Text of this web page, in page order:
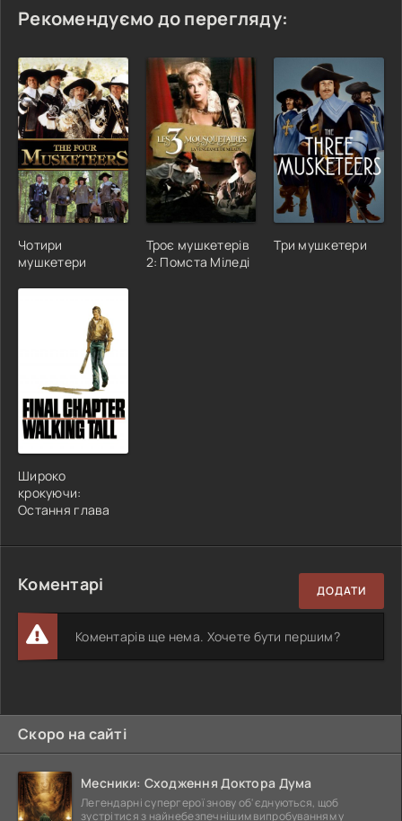
Рекомендуємо до перегляду:
Чотири
мушкетери
Троє мушкетерів
2: Помста Міледі
Три мушкетери
Широко
крокуючи:
Остання глава
Коментарі ДОДАТИ
Коментарів ще нема. Хочете бути першим?
Скоро на сайті
Месники: Сходження Доктора Дума
Легендарні супергерої знову об'єднуються, щоб
зустрітися з найнебезпечнішим випробуванням у